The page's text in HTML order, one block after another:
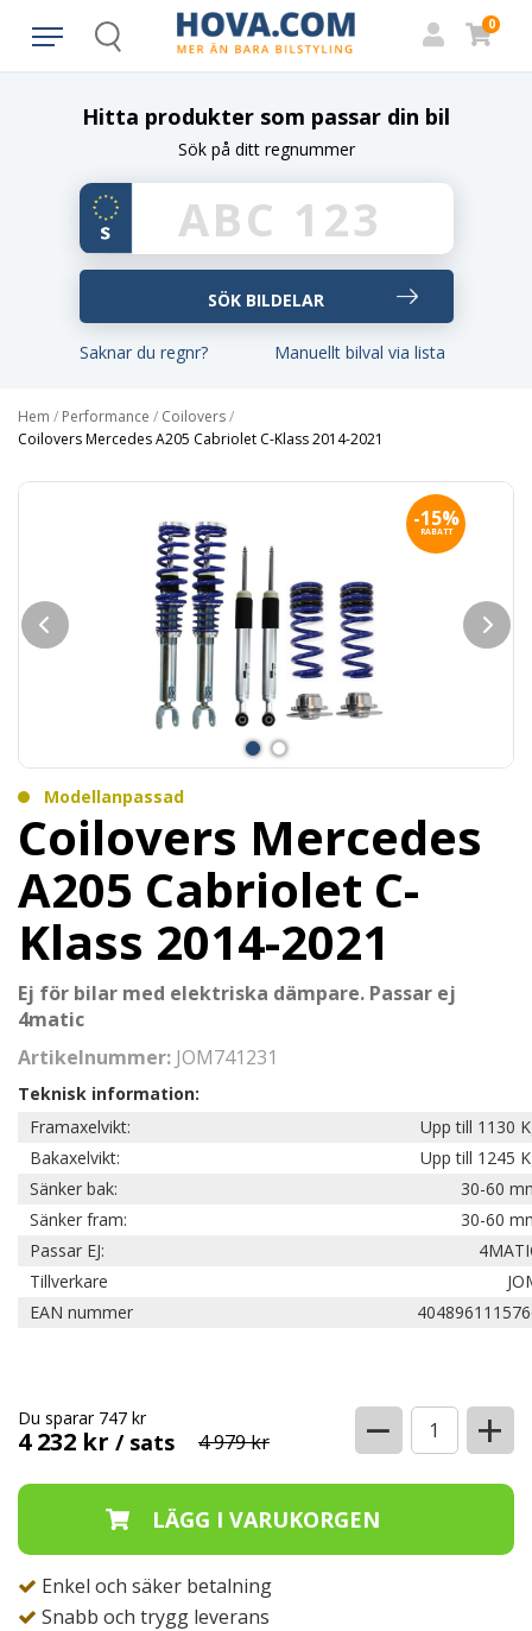
Search
0
Hitta produkter som passar din bil
Sök på ditt regnummer
Saknar du regnr? Manuellt bilval via lista
Hem / Performance / Coilovers/
Coilovers Mercedes A205 Cabriolet C-Klass 2014-2021
-15%
RABATT
Modellanpassad
Coilovers Mercedes
A205 Cabriolet C-
Klass 2014-2021
Ej för bilar med elektriska dämpare. Passar ej
4matic
Artikelnummer: JOM741231
Teknisk information:
Framaxelvikt:
Upp till 1130
Bakaxelvikt:
Upp till 1245
Sänker bak:
30-60
Sänker fram:
30-60
Passar EJ:
Tillverkare
EAN nummer
4 232 kr / sats 4 979 kr
Du sparar 747 kr − +
Enkel och säker betalning
Snabb och trygg leverans